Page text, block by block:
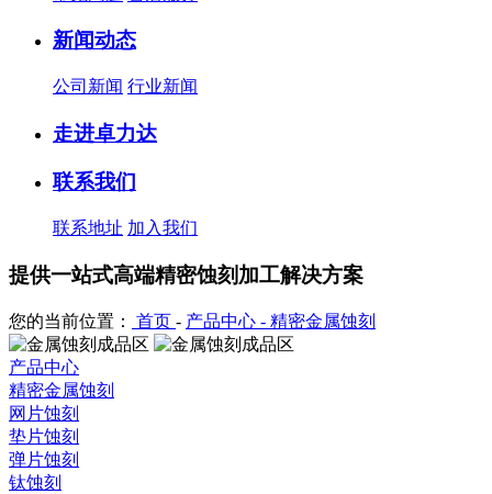
新闻动态
公司新闻 行业新闻
走进卓力达
联系我们
联系地址 加入我们
提供一站式高端精密蚀刻加工解决方案
您的当前位置： 首页 - 产品中心 - 精密金属蚀刻
产品中心
精密金属蚀刻
网片蚀刻
垫片蚀刻
弹片蚀刻
钛蚀刻